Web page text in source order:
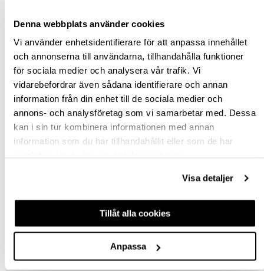
Denna webbplats använder cookies
Vi använder enhetsidentifierare för att anpassa innehållet
och annonserna till användarna, tillhandahålla funktioner
för sociala medier och analysera vår trafik. Vi
vidarebefordrar även sådana identifierare och annan
information från din enhet till de sociala medier och
annons- och analysföretag som vi samarbetar med. Dessa
kan i sin tur kombinera informationen med annan
information som du har tillhandahållit eller som de har
Visa detaljer
Tillåt alla cookies
Anpassa
KÖP
Jönköping butik Slut i lager
Malmö butik Slut i lager
Slut i lager
BESKRIVNING
SPECIFIKATION